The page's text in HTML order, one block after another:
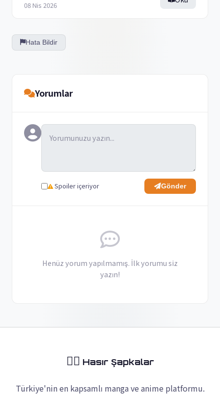
08 Nis 2026
Hata Bildir
Yorumlar
Spoiler içeriyor Gönder
Henüz yorum yapılmamış. İlk yorumu siz
yazın!
🏴‍☠️ Hasır Şapkalar
Türkiye'nin en kapsamlı manga ve anime platformu.